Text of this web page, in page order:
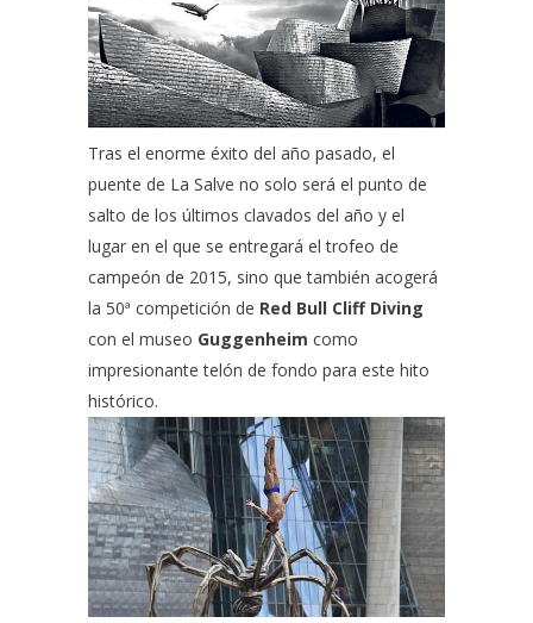
Tras el enorme éxito del año pasado, el
puente de La Salve no solo será el punto de
salto de los últimos clavados del año y el
lugar en el que se entregará el trofeo de
campeón de 2015, sino que también acogerá
la 50ª competición de Red Bull Cliff Diving
con el museo Guggenheim como
impresionante telón de fondo para este hito
histórico.